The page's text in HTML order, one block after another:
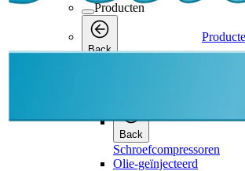
Producten
Back
Back
Schroefcompressoren
Olie-geïnjecteerd